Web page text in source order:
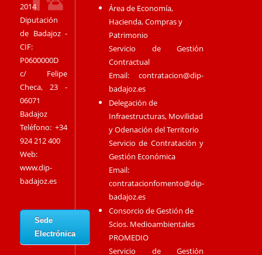
2014
Diputación
de Badajoz -
CIF:
P0600000D
c/ Felipe
Checa, 23 -
06071
Badajoz
Teléfono: +34
924 212 400
Web:
www.dip-
badajoz.es
Sede
Electrónica
Área de Economía,
Hacienda, Compras y
Patrimonio
Servicio de Gestión
Contractual
Email:contratacion@dip-
badajoz.es
Delegación de
Infraestructuras, Movilidad
y Odenación del Territorio
Servicio de Contratación y
Gestión Económica
Email:
contratacionfomento@dip-
badajoz.es
Consorcio de Gestión de
Scios. Medioambientales
PROMEDIO
Servicio de Gestión